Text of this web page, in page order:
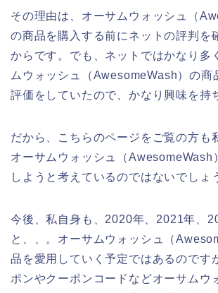
その理由は、オーサムウォッシュ（
の商品を購入する前にネットの評判を
からです。でも、ネットではかなり多
ムウォッシュ（AwesomeWash）の商
評価をしていたので、かなり興味を持
だから、こちらのページをご覧の方も
オーサムウォッシュ（AwesomeWash
しようと考えているのではないでしょ
今後、私自身も、2020年、2021年、
と、、。オーサムウォッシュ（
品を愛用していく予定ではあるのです
ポンやクーポンコードなどオーサムウ